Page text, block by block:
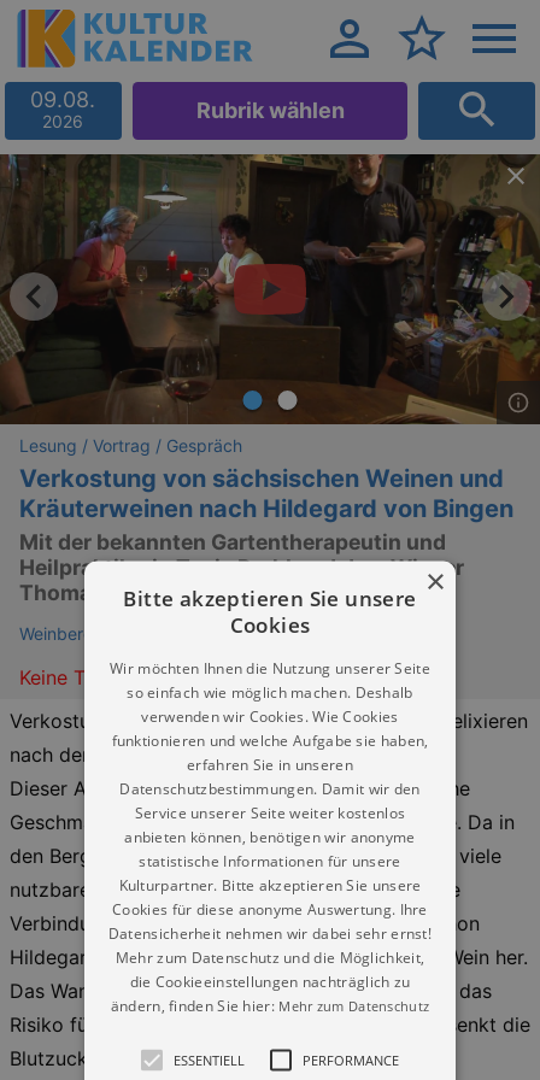
09.08.
2026 Rubrik wählen
Lesung / Vortrag / Gespräch
Verkostung von sächsischen Weinen und
Kräuterweinen nach Hildegard von Bingen
Mit der bekannten Gartentherapeutin und
Heilpraktikerin Tanja Prohl und dem Winzer
Thomas Teubert
Weinberge in Radebeul
Keine Termine
Verkostung von sächsischen Weinen und Kräuterelixieren
nach den Rezepten von Hildegard von Bingen.
Dieser Abend bringt Ihnen ganz außergewöhnliche
Geschmackserlebnisse aus den Weinbergen nahe. Da in
den Bergen nicht nur Wein wächst, sondern auch viele
nutzbare Pflanzen vorhanden sind, bietet sich die
Verbindung von Wein und Kräutern direkt an. Schon
Hildegard von Bingen stellte Kräuterelixiere mit Wein her.
Das Wandern stärkt das Immunsystem, reduziert das
Risiko für Herz- und Kreislauferkrankungen und senkt die
Blutzuckerwerte. Alles dies sind gesundheitliche
×
Bitte akzeptieren Sie unsere
Cookies
Wir möchten Ihnen die Nutzung unserer Seite
so einfach wie möglich machen. Deshalb
verwenden wir Cookies. Wie Cookies
funktionieren und welche Aufgabe sie haben,
erfahren Sie in unseren
Datenschutzbestimmungen. Damit wir den
Service unserer Seite weiter kostenlos
anbieten können, benötigen wir anonyme
statistische Informationen für unsere
Kulturpartner. Bitte akzeptieren Sie unsere
Cookies für diese anonyme Auswertung. Ihre
Datensicherheit nehmen wir dabei sehr ernst!
Mehr zum Datenschutz und die Möglichkeit,
die Cookieeinstellungen nachträglich zu
ändern, finden Sie hier: Mehr zum Datenschutz
ESSENTIELL PERFORMANCE